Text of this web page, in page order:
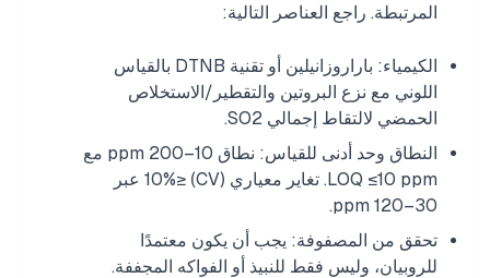
المرتبطة. راجع العناصر التالية:
الكيمياء: باراروزانيلين أو تقنية DTNB بالقياس
اللوني مع نزع البروتين والتقطير/الاستخلاص
الحمضي لالتقاط إجمالي SO2.
النطاق وحد أدنى للقياس: نطاق 10–200 ppm مع
LOQ ≤10 ppm. تغاير معياري (CV) ≤10% عبر
30–120 ppm.
تحقق من المصفوفة: يجب أن يكون معتمدًا
للروبيان، وليس فقط للنبيذ أو الفواكه المجففة.